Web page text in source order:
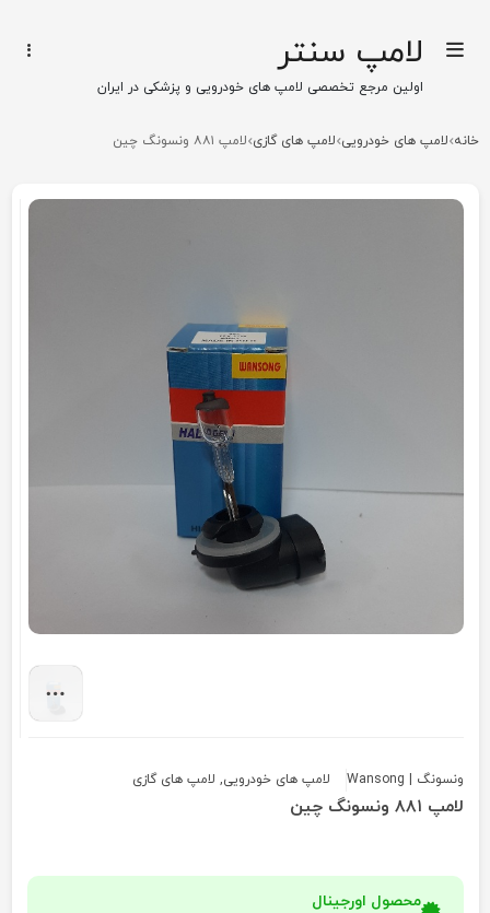
لامپ سنتر
اولین مرجع تخصصی لامپ های خودرویی و پزشکی در ایران
خانه لامپ های خودرویی لامپ های گازی لامپ ۸۸۱ ونسونگ چین
ونسونگ | Wansong لامپ های خودرویی, لامپ های گازی
لامپ ۸۸۱ ونسونگ چین
محصول اورجینال